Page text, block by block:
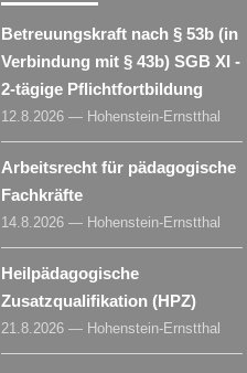
Betreuungskraft nach § 53b (in
Verbindung mit § 43b) SGB XI -
2-tägige Pflichtfortbildung
12.8.2026 — Hohenstein-Ernstthal
Arbeitsrecht für pädagogische
Fachkräfte
14.8.2026 — Hohenstein-Ernstthal
Heilpädagogische
Zusatzqualifikation (HPZ)
21.8.2026 — Hohenstein-Ernstthal